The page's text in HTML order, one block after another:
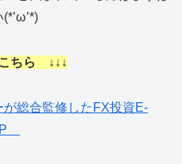
ちら ↓↓↓
が総合監修したFX投資E-